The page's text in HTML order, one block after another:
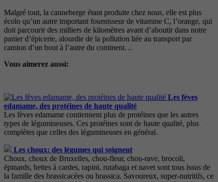
Malgré tout, la canneberge étant produite chez nous, elle est plus
écolo qu’un autre important fournisseur de vitamine C, l’orange, qui
doit parcourir des milliers de kilomètres avant d’aboutir dans notre
panier d’épicerie, alourdie de la pollution liée au transport par
camion d’un bout à l’autre du continent…
Vous aimerez aussi:
Les fèves
edamame, des protéines de haute qualité
Les fèves edamame contiennent plus de protéines que les autres
types de légumineuses. Ces protéines sont de haute qualité, plus
complètes que celles des légumineuses en général.
Les choux: des légumes qui soignent
Choux, choux de Bruxelles, chou-fleur, chou-rave, brocoli,
épinards, bettes à cardes, rapini, rutabaga et navet sont tous issus de
la famille des brassicacées ou brassica. Savoureux, super-nutritifs, ce